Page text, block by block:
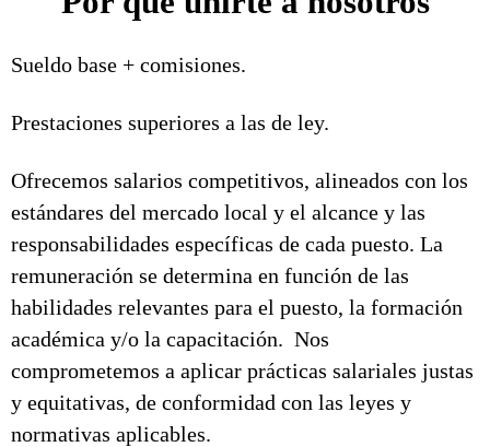
Sueldo base + comisiones.
Prestaciones superiores a las de ley.
Ofrecemos salarios competitivos, alineados con los
estándares del mercado local y el alcance y las
responsabilidades específicas de cada puesto. La
remuneración se determina en función de las
habilidades relevantes para el puesto, la formación
académica y/o la capacitación. Nos
comprometemos a aplicar prácticas salariales justas
y equitativas, de conformidad con las leyes y
normativas aplicables.